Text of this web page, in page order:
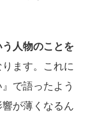
人物のことを
ります。これに
で語ったよう
が薄くなるん